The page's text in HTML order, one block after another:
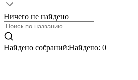
Ничего не найдено
Найдено собраний:Найдено: 0